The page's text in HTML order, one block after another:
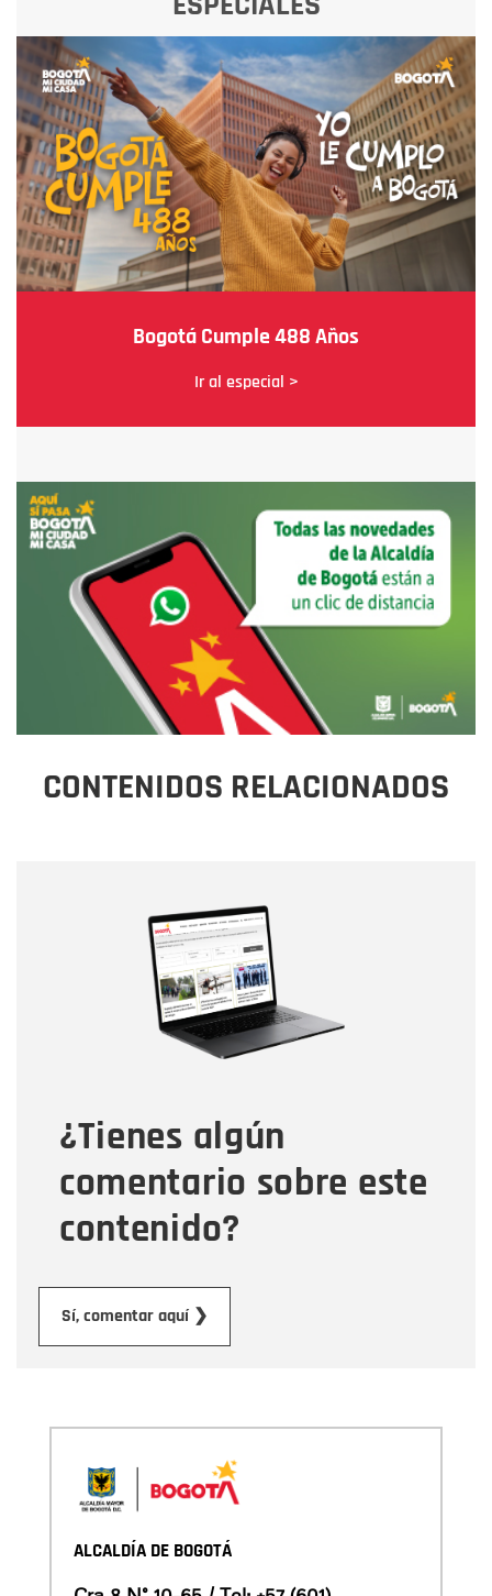
Bogotá Cumple 488 Años
Ir al especial >
CONTENIDOS RELACIONADOS
¿Tienes algún
comentario sobre este
contenido?
Sí, comentar aquí ❯
Correo electrónico
Tipo de comentario
Mensaje
ALCALDÍA DE BOGOTÁ